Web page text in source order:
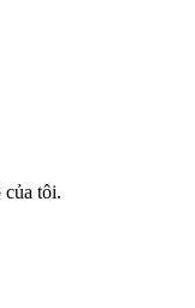
của tôi.